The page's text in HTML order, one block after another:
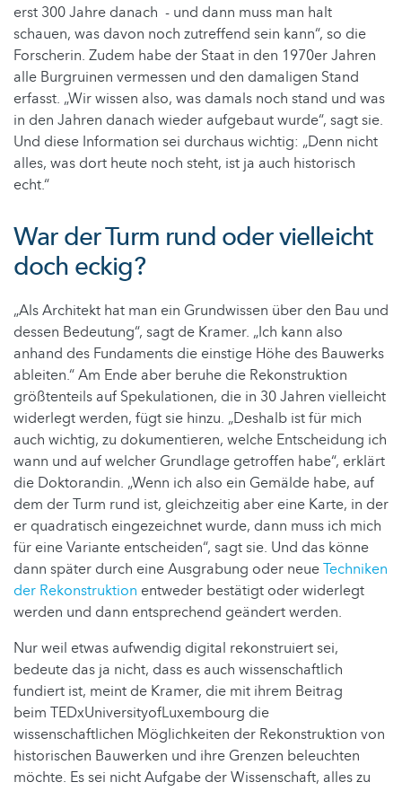
erst 300 Jahre danach - und dann muss man halt
schauen, was davon noch zutreffend sein kann“, so die
Forscherin. Zudem habe der Staat in den 1970er Jahren
alle Burgruinen vermessen und den damaligen Stand
erfasst. „Wir wissen also, was damals noch stand und was
in den Jahren danach wieder aufgebaut wurde“, sagt sie.
Und diese Information sei durchaus wichtig: „Denn nicht
alles, was dort heute noch steht, ist ja auch historisch
echt.“
War der Turm rund oder vielleicht
doch eckig?
„Als Architekt hat man ein Grundwissen über den Bau und
dessen Bedeutung“, sagt de Kramer. „Ich kann also
anhand des Fundaments die einstige Höhe des Bauwerks
ableiten.“ Am Ende aber beruhe die Rekonstruktion
größtenteils auf Spekulationen, die in 30 Jahren vielleicht
widerlegt werden, fügt sie hinzu. „Deshalb ist für mich
auch wichtig, zu dokumentieren, welche Entscheidung ich
wann und auf welcher Grundlage getroffen habe“, erklärt
die Doktorandin. „Wenn ich also ein Gemälde habe, auf
dem der Turm rund ist, gleichzeitig aber eine Karte, in der
er quadratisch eingezeichnet wurde, dann muss ich mich
für eine Variante entscheiden“, sagt sie. Und das könne
dann später durch eine Ausgrabung oder neueTechniken
der Rekonstruktion entweder bestätigt oder widerlegt
werden und dann entsprechend geändert werden.
Nur weil etwas aufwendig digital rekonstruiert sei,
bedeute das ja nicht, dass es auch wissenschaftlich
fundiert ist, meint de Kramer, die mit ihrem Beitrag
beim TEDxUniversityofLuxembourg die
wissenschaftlichen Möglichkeiten der Rekonstruktion von
historischen Bauwerken und ihre Grenzen beleuchten
möchte. Es sei nicht Aufgabe der Wissenschaft, alles zu